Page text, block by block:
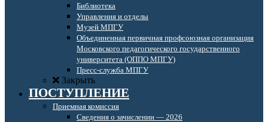
Библиотека
Управления и отделы
Музей МПГУ
Объединенная первичная профсоюзная организация
Московского педагогического государственного
университета (ОППО МПГУ)
Пресс-служба МПГУ
Закрыть
ПОСТУПЛЕНИЕ
Приемная комиссия
Сведения о зачислении — 2026